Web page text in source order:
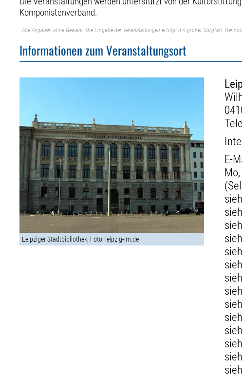
Komponistenverband.
Alle Angaben ohne Gewähr. Die Eingabe der Veranstaltungen erfolgt mit großer Sorgfalt.
Informationen zum Veranstaltungsort
Leipziger Stadtbibliothek, Foto: leipzig-im.de
E-